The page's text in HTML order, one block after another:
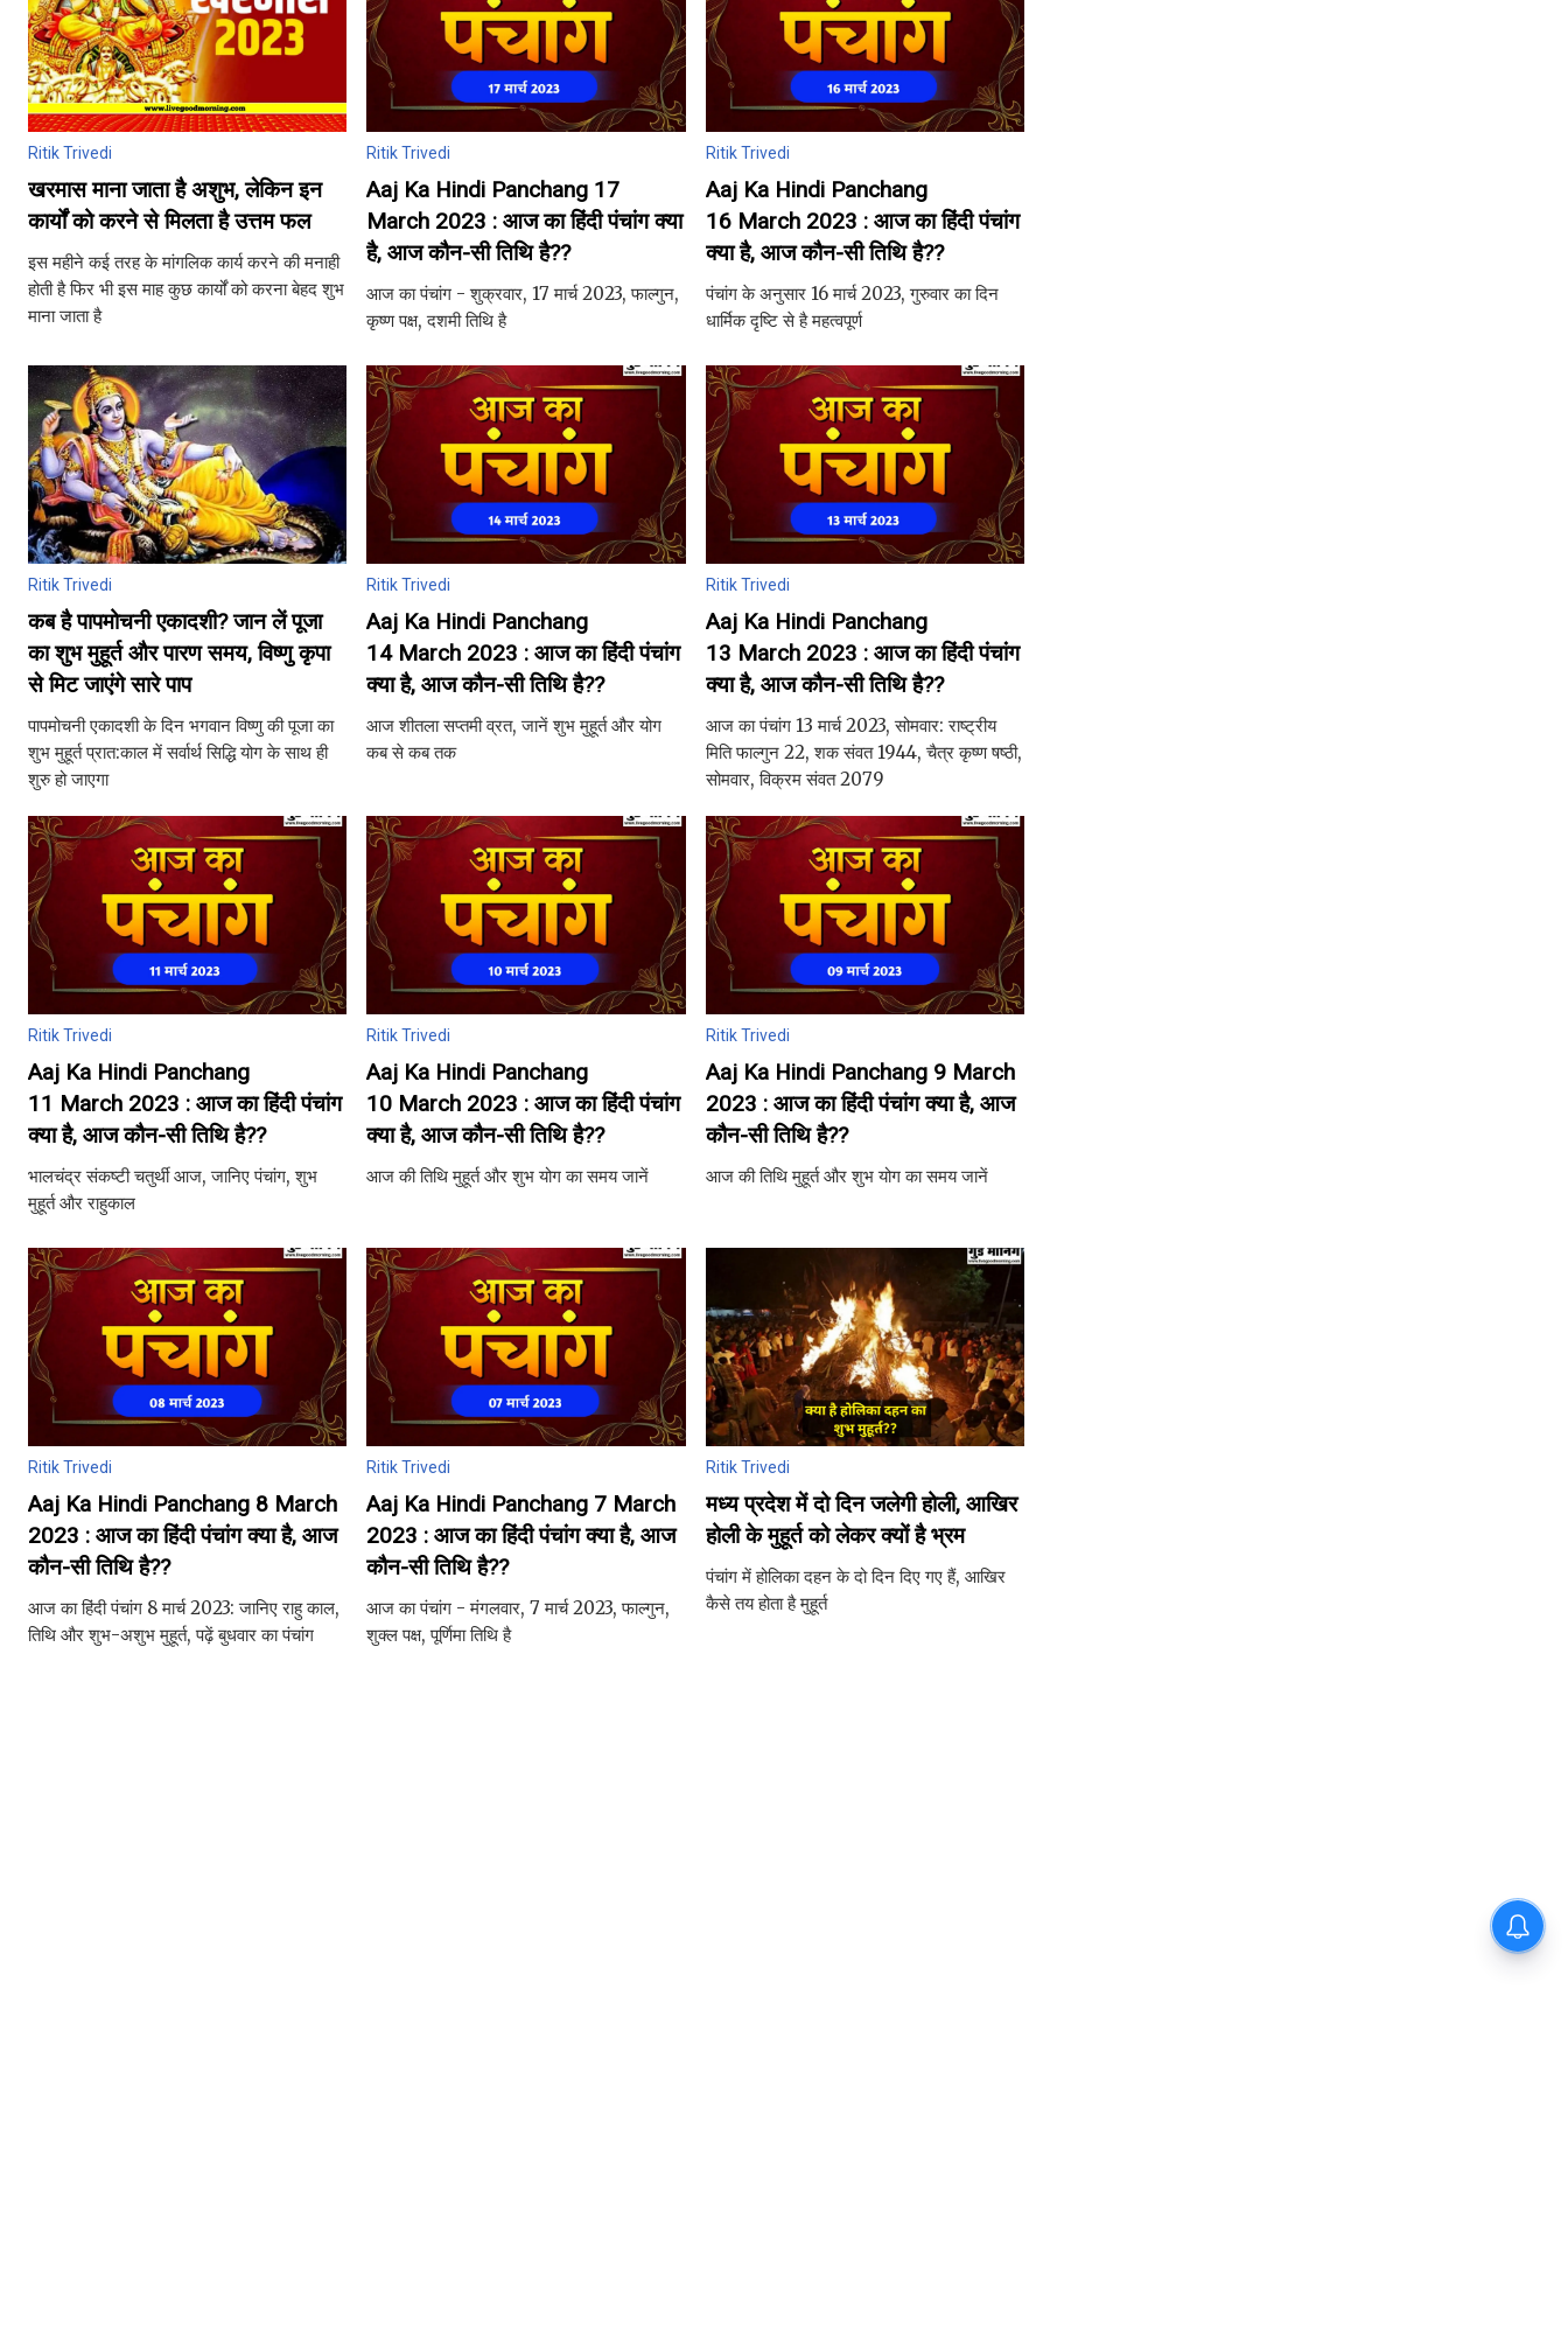
Ritik Trivedi
खरमास माना जाता है अशुभ, लेकिन इन
कार्यों को करने से मिलता है उत्तम फल
इस महीने कई तरह के मांगलिक कार्य करने की मनाही
होती है फिर भी इस माह कुछ कार्यों को करना बेहद शुभ
माना जाता है
Ritik Trivedi
Aaj Ka Hindi Panchang 17
March 2023 : आज का हिंदी पंचांग क्या
है, आज कौन-सी तिथि है??
आज का पंचांग - शुक्रवार, 17 मार्च 2023, फाल्गुन,
कृष्ण पक्ष, दशमी तिथि है
Ritik Trivedi
Aaj Ka Hindi Panchang
16 March 2023 : आज का हिंदी पंचांग
क्या है, आज कौन-सी तिथि है??
पंचांग के अनुसार 16 मार्च 2023, गुरुवार का दिन
धार्मिक दृष्टि से है महत्वपूर्ण
Ritik Trivedi
कब है पापमोचनी एकादशी? जान लें पूजा
का शुभ मुहूर्त और पारण समय, विष्णु कृपा
से मिट जाएंगे सारे पाप
पापमोचनी एकादशी के दिन भगवान विष्णु की पूजा का
शुभ मुहूर्त प्रात:काल में सर्वार्थ सिद्धि योग के साथ ही
शुरु हो जाएगा
Ritik Trivedi
Aaj Ka Hindi Panchang
14 March 2023 : आज का हिंदी पंचांग
क्या है, आज कौन-सी तिथि है??
आज शीतला सप्तमी व्रत, जानें शुभ मुहूर्त और योग
कब से कब तक
Ritik Trivedi
Aaj Ka Hindi Panchang
13 March 2023 : आज का हिंदी पंचांग
क्या है, आज कौन-सी तिथि है??
आज का पंचांग 13 मार्च 2023, सोमवार: राष्ट्रीय
मिति फाल्गुन 22, शक संवत 1944, चैत्र कृष्ण षष्ठी,
सोमवार, विक्रम संवत 2079
Ritik Trivedi
Aaj Ka Hindi Panchang
11 March 2023 : आज का हिंदी पंचांग
क्या है, आज कौन-सी तिथि है??
भालचंद्र संकष्टी चतुर्थी आज, जानिए पंचांग, शुभ
मुहूर्त और राहुकाल
Ritik Trivedi
Aaj Ka Hindi Panchang
10 March 2023 : आज का हिंदी पंचांग
क्या है, आज कौन-सी तिथि है??
आज की तिथि मुहूर्त और शुभ योग का समय जानें
Ritik Trivedi
Aaj Ka Hindi Panchang 9 March
2023 : आज का हिंदी पंचांग क्या है, आज
कौन-सी तिथि है??
आज की तिथि मुहूर्त और शुभ योग का समय जानें
Ritik Trivedi
Aaj Ka Hindi Panchang 8 March
2023 : आज का हिंदी पंचांग क्या है, आज
कौन-सी तिथि है??
आज का हिंदी पंचांग 8 मार्च 2023: जानिए राहु काल,
तिथि और शुभ-अशुभ मुहूर्त, पढ़ें बुधवार का पंचांग
Ritik Trivedi
Aaj Ka Hindi Panchang 7 March
2023 : आज का हिंदी पंचांग क्या है, आज
कौन-सी तिथि है??
आज का पंचांग - मंगलवार, 7 मार्च 2023, फाल्गुन,
शुक्ल पक्ष, पूर्णिमा तिथि है
Ritik Trivedi
मध्य प्रदेश में दो दिन जलेगी होली, आखिर
होली के मुहूर्त को लेकर क्यों है भ्रम
पंचांग में होलिका दहन के दो दिन दिए गए हैं, आखिर
कैसे तय होता है मुहूर्त